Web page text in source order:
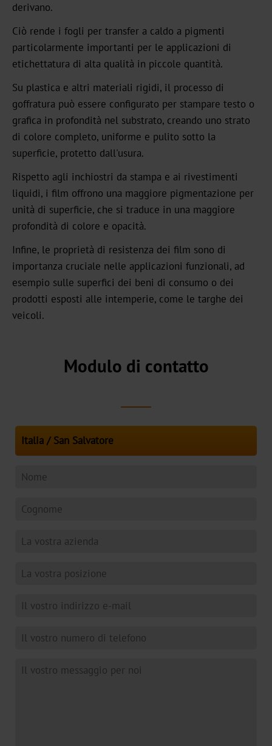
Textured
Graphical
UBH
BBN
MH
Over-
Printable
CBH
CB
Bookbinding
AV
Shooting
TS
DF
derivano.
Ciò rende i fogli per transfer a caldo a pigmenti
particolarmente importanti per le applicazioni di
etichettatura di alta qualità in piccole quantità.
Su plastica e altri materiali rigidi, il processo di
goffratura può essere configurato per stampare testo o
grafica in profondità nel substrato, creando uno strato
di colore completo, uniforme e pulito sotto la
superficie, protetto dall'usura.
Rispetto agli inchiostri da stampa e ai rivestimenti
liquidi, i film offrono una maggiore pigmentazione per
unità di superficie, che si traduce in una maggiore
profondità di colore e opacità.
Infine, le proprietà di resistenza dei film sono di
importanza cruciale nelle applicazioni funzionali, ad
esempio sulle superfici dei beni di consumo o dei
prodotti esposti alle intemperie, come le targhe dei
veicoli.
Modulo di contatto